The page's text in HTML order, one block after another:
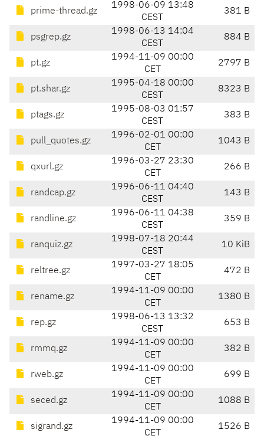
prime-thread.gz
1998-06-09 13:48
CEST
381 B
psgrep.gz
1998-06-13 14:04
CEST
884 B
pt.gz
1994-11-09 00:00
CET
2797 B
pt.shar.gz
1995-04-18 00:00
CEST
8323 B
ptags.gz
1995-08-03 01:57
CEST
383 B
pull_quotes.gz
1996-02-01 00:00
CET
1043 B
qxurl.gz
1996-03-27 23:30
CET
266 B
randcap.gz
1996-06-11 04:40
CEST
143 B
randline.gz
1996-06-11 04:38
CEST
359 B
ranquiz.gz
1998-07-18 20:44
CEST
10 KiB
reltree.gz
1997-03-27 18:05
CET
472 B
rename.gz
1994-11-09 00:00
CET
1380 B
rep.gz
1998-06-13 13:32
CEST
653 B
rmmq.gz
1994-11-09 00:00
CET
382 B
rweb.gz
1994-11-09 00:00
CET
699 B
seced.gz
1994-11-09 00:00
CET
1088 B
sigrand.gz
1994-11-09 00:00
CET
1526 B